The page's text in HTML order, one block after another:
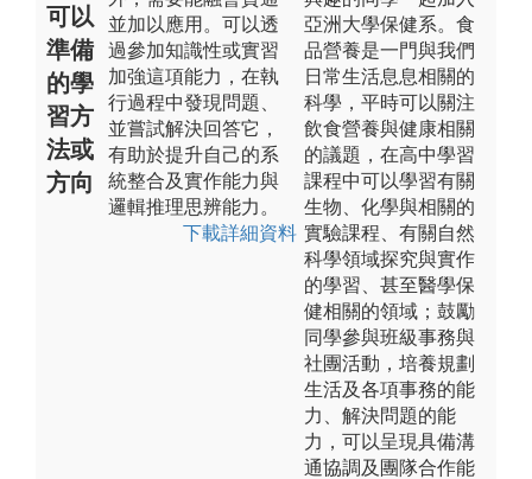
可以
準備
的學
習方
法或
方向
並加以應用。可以透
過參加知識性或實習
加強這項能力，在執
行過程中發現問題、
並嘗試解決回答它，
有助於提升自己的系
統整合及實作能力與
邏輯推理思辨能力。
下載詳細資料
亞洲大學保健系。食
品營養是一門與我們
日常生活息息相關的
科學，平時可以關注
飲食營養與健康相關
的議題，在高中學習
課程中可以學習有關
生物、化學與相關的
實驗課程、有關自然
科學領域探究與實作
的學習、甚至醫學保
健相關的領域；鼓勵
同學參與班級事務與
社團活動，培養規劃
生活及各項事務的能
力、解決問題的能
力，可以呈現具備溝
通協調及團隊合作能